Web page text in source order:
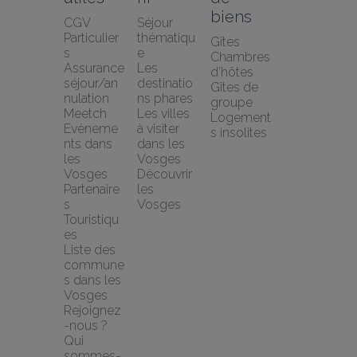
CGV
Particulier
s
Assurance
séjour/an
nulation
Meetch
Evèneme
nts dans
les
Vosges
Partenaire
s
Touristiqu
es
Liste des
commune
s dans les
Vosges
Rejoignez
-nous ?
Qui
Séjour
thématiqu
e
Les
destinatio
ns phares
Les villes
à visiter
dans les
Vosges
Découvrir
les
Vosges
biens
Gîtes
Chambres
d’hôtes
Gîtes de
groupe
Logement
s insolites